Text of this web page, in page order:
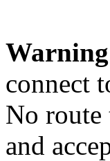
Warning
connect
No route
and